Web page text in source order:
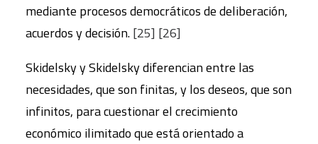
mediante procesos democráticos de deliberación,
acuerdos y decisión.[25] [26]
Skidelsky y Skidelsky diferencian entre las
necesidades, que son finitas, y los deseos, que son
infinitos, para cuestionar el crecimiento
económico ilimitado que está orientado a